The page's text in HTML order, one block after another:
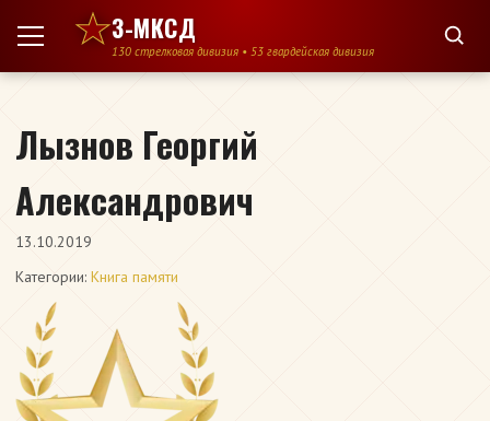
Перейти к содержимому
3-МКСД
130 стрелковая дивизия • 53 гвардейская дивизия
Лызнов Георгий
Александрович
13.10.2019
Категории: Книга памяти